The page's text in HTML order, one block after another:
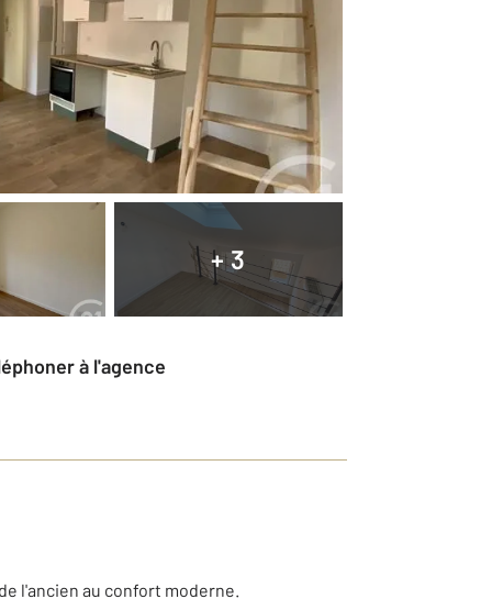
+ 3
à l'agence
l'ancien au confort moderne.